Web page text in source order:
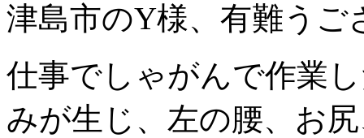
津島市のY様、有難うご
仕事でしゃがんで作業
みが生じ、左の腰、お